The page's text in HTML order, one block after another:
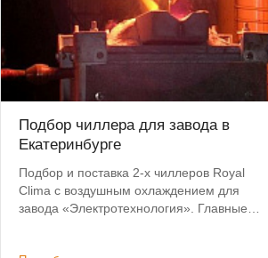
Подбор чиллера для завода в
Екатеринбурге
Подбор и поставка 2-х чиллеров Royal
Clima с воздушным охлаждением для
завода «Электротехнология». Главные